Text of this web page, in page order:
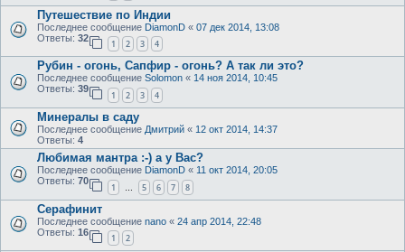
Путешествие по Индии
Последнее сообщение DiamonD « 07 дек 2014, 13:08
Ответы: 32
1 2 3 4
Рубин - огонь, Сапфир - огонь? А так ли это?
Последнее сообщение Solomon « 14 ноя 2014, 10:45
Ответы: 39
1 2 3 4
Минералы в саду
Последнее сообщение Дмитрий « 12 окт 2014, 14:37
Ответы: 4
Любимая мантра :-) а у Вас?
Последнее сообщение DiamonD « 11 окт 2014, 20:05
Ответы: 70
1 … 5 6 7 8
Серафинит
Последнее сообщение nano « 24 апр 2014, 22:48
Ответы: 16
1 2